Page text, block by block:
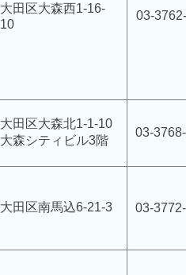
大田区大森西1-16-
10
03-
大田区大森北1-1-10
大森シティビル3階
03-
大田区南馬込6-21-3 03-